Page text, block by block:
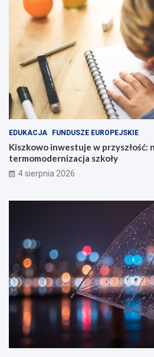
EDUKACJA FUNDUSZE EUROPEJSKIE
Kiszkowo inwestuje w przyszłość:
termomodernizacja szkoły
4 sierpnia 2026